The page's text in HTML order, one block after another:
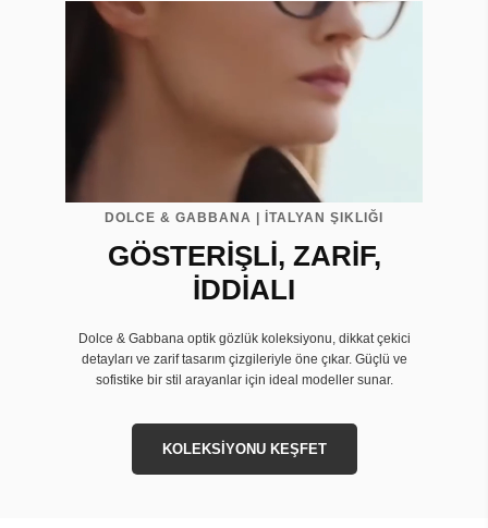
DOLCE & GABBANA | İTALYAN ŞIKLIĞI
GÖSTERİŞLİ, ZARİF,
İDDİALI
Dolce & Gabbana optik gözlük koleksiyonu, dikkat çekici
detayları ve zarif tasarım çizgileriyle öne çıkar. Güçlü ve
sofistike bir stil arayanlar için ideal modeller sunar.
KOLEKSİYONU KEŞFET